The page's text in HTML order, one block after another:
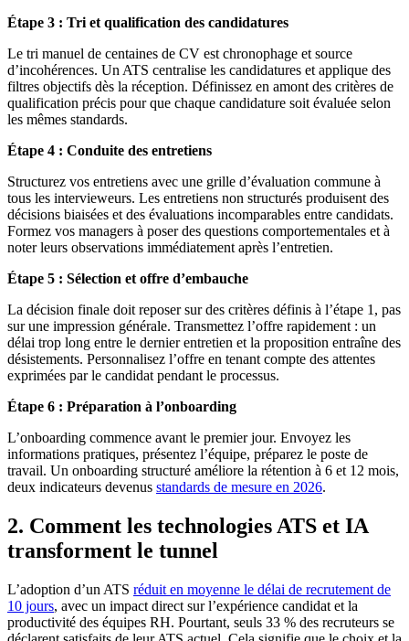
Étape 3 : Tri et qualification des candidatures
Le tri manuel de centaines de CV est chronophage et source
d’incohérences. Un ATS centralise les candidatures et applique des
filtres objectifs dès la réception. Définissez en amont des critères de
qualification précis pour que chaque candidature soit évaluée selon
les mêmes standards.
Étape 4 : Conduite des entretiens
Structurez vos entretiens avec une grille d’évaluation commune à
tous les intervieweurs. Les entretiens non structurés produisent des
décisions biaisées et des évaluations incomparables entre candidats.
Formez vos managers à poser des questions comportementales et à
noter leurs observations immédiatement après l’entretien.
Étape 5 : Sélection et offre d’embauche
La décision finale doit reposer sur des critères définis à l’étape 1, pas
sur une impression générale. Transmettez l’offre rapidement : un
délai trop long entre le dernier entretien et la proposition entraîne des
désistements. Personnalisez l’offre en tenant compte des attentes
exprimées par le candidat pendant le processus.
Étape 6 : Préparation à l’onboarding
L’onboarding commence avant le premier jour. Envoyez les
informations pratiques, présentez l’équipe, préparez le poste de
travail. Un onboarding structuré améliore la rétention à 6 et 12 mois,
deux indicateurs devenus standards de mesure en 2026.
2. Comment les technologies ATS et IA
transforment le tunnel
L’adoption d’un ATS réduit en moyenne le délai de recrutement de
10 jours, avec un impact direct sur l’expérience candidat et la
productivité des équipes RH. Pourtant, seuls 33 % des recruteurs se